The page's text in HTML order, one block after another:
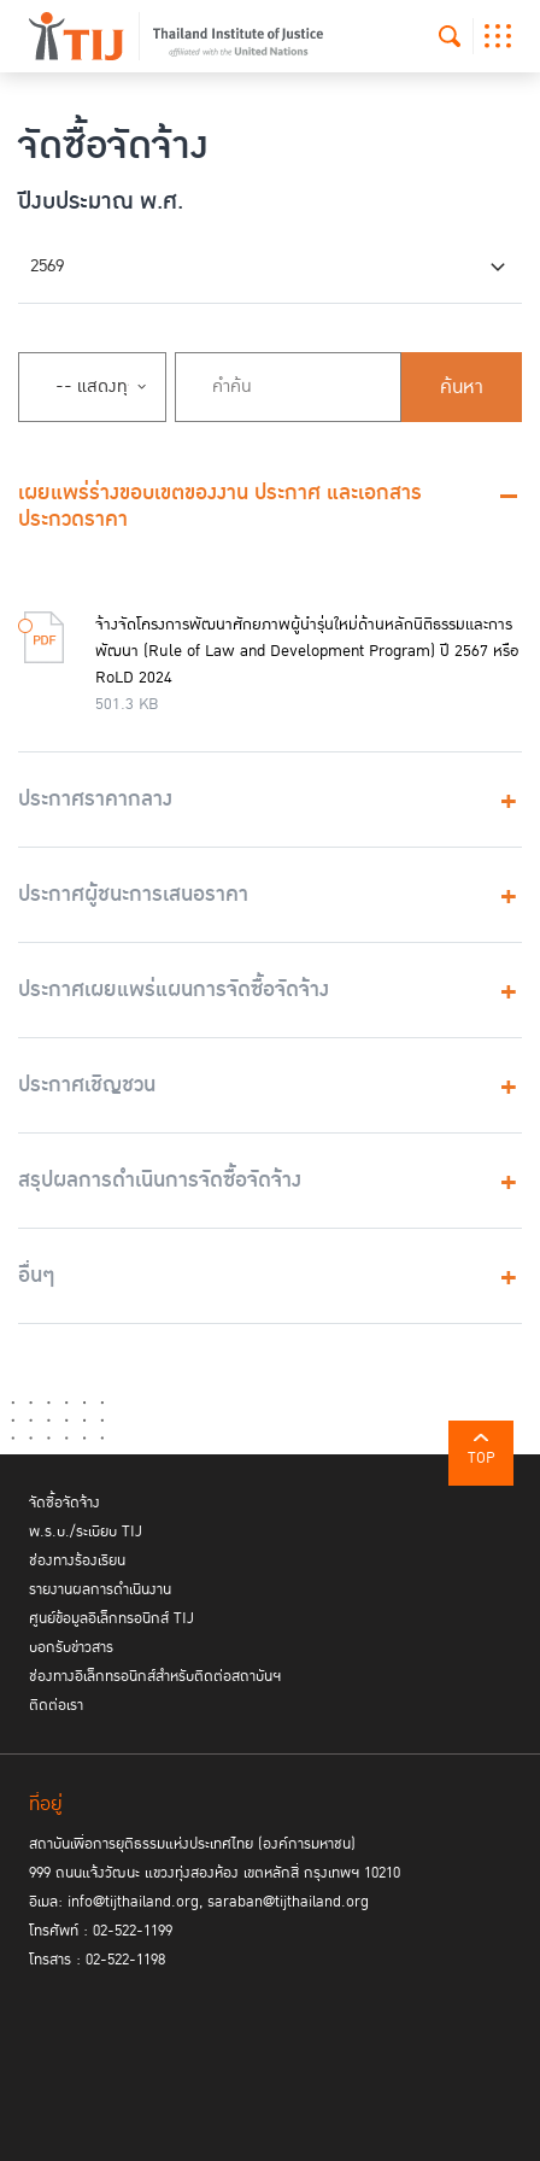
จัดซื้อจัดจ้าง
ปีงบประมาณ พ.ศ.
2569
ค้นหา
เผยแพร่ร่างขอบเขตของงาน ประกาศ และเอกสาร
ประกวดราคา
จ้างจัดโครงการพัฒนาศักยภาพผู้นำรุ่นใหม่ด้านหลักนิติธรรมและการ
พัฒนา (Rule of Law and Development Program) ปี 2567 หรือ
RoLD 2024
501.3 KB
ประกาศราคากลาง
ประกาศผู้ชนะการเสนอราคา
ประกาศเผยแพร่แผนการจัดซื้อจัดจ้าง
ประกาศเชิญชวน
สรุปผลการดำเนินการจัดซื้อจัดจ้าง
อื่นๆ
TOP
จัดซื้อจัดจ้าง
พ.ร.บ./ระเบียบ TIJ
ช่องทางร้องเรียน
รายงานผลการดำเนินงาน
ศูนย์ข้อมูลอิเล็กทรอนิกส์ TIJ
บอกรับข่าวสาร
ช่องทางอิเล็กทรอนิกส์สำหรับติดต่อสถาบันฯ
ติดต่อเรา
ที่อยู่
สถาบันเพื่อการยุติธรรมแห่งประเทศไทย (องค์การมหาชน)
999 ถนนแจ้งวัฒนะ แขวงทุ่งสองห้อง เขตหลักสี่ กรุงเทพฯ 10210
อีเมล: info@tijthailand.org, saraban@tijthailand.org
โทรศัพท์ : 02-522-1199
โทรสาร : 02-522-1198